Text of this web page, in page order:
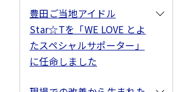
豊田ご当地アイドル
Star☆Tを「WE LOVE とよ
たスペシャルサポーター」
に任命しました